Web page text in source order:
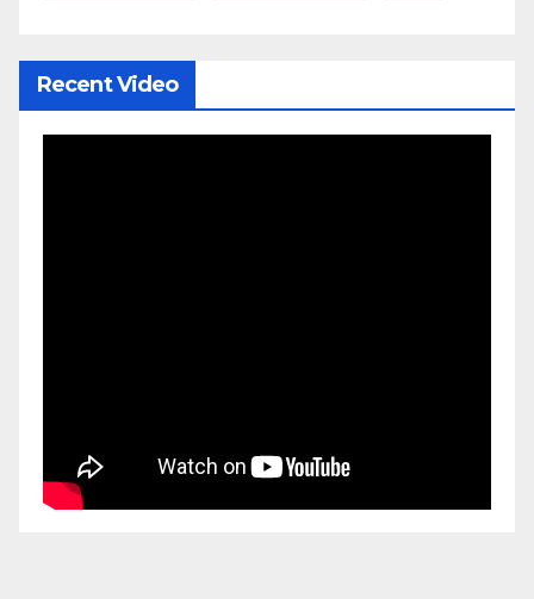
Recent Video